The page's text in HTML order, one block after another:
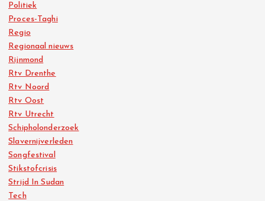
Politiek
Proces-Taghi
Regio
Regionaal nieuws
Rijnmond
Rtv Drenthe
Rtv Noord
Rtv Oost
Rtv Utrecht
Schipholonderzoek
Slavernijverleden
Songfestival
Stikstofcrisis
Strijd In Sudan
Tech